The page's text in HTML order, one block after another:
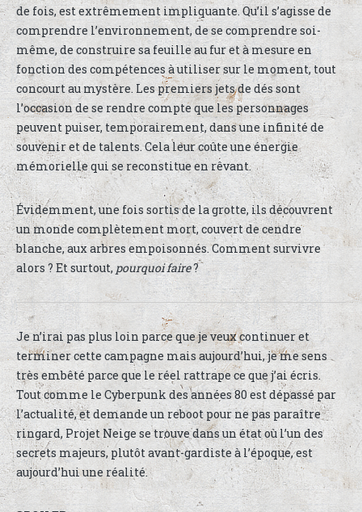
de fois, est extrêmement impliquante. Qu’il s’agisse de
comprendre l’environnement, de se comprendre soi-
même, de construire sa feuille au fur et à mesure en
fonction des compétences à utiliser sur le moment, tout
concourt au mystère. Les premiers jets de dés sont
l’occasion de se rendre compte que les personnages
peuvent puiser, temporairement, dans une infinité de
souvenir et de talents. Cela leur coûte une énergie
mémorielle qui se reconstitue en rêvant.
Évidemment, une fois sortis de la grotte, ils découvrent
un monde complètement mort, couvert de cendre
blanche, aux arbres empoisonnés. Comment survivre
alors ? Et surtout, pourquoi faire?
Je n’irai pas plus loin parce que je veux continuer et
terminer cette campagne mais aujourd’hui, je me sens
très embêté parce que le réel rattrape ce que j’ai écris.
Tout comme le Cyberpunk des années 80 est dépassé par
l’actualité, et demande un reboot pour ne pas paraître
ringard, Projet Neige se trouve dans un état où l’un des
secrets majeurs, plutôt avant-gardiste à l’époque, est
aujourd’hui une réalité.